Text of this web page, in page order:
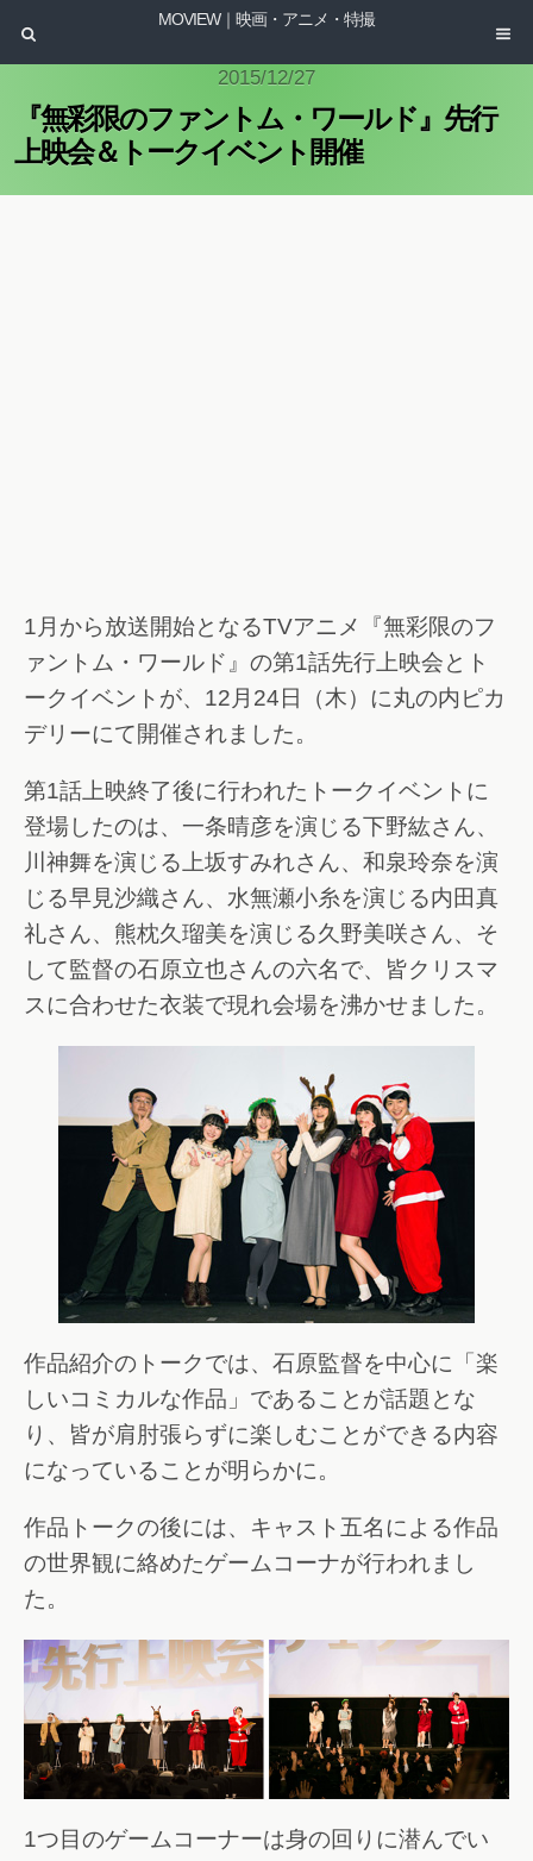
MOVIEW｜映画・アニメ・特撮
2015/12/27
『無彩限のファントム・ワールド』先行
上映会＆トークイベント開催
1月から放送開始となるTVアニメ『無彩限のフ
ァントム・ワールド』の第1話先行上映会とト
ークイベントが、12月24日（木）に丸の内ピカ
デリーにて開催されました。
第1話上映終了後に行われたトークイベントに
登場したのは、一条晴彦を演じる下野紘さん、
川神舞を演じる上坂すみれさん、和泉玲奈を演
じる早見沙織さん、水無瀬小糸を演じる内田真
礼さん、熊枕久瑠美を演じる久野美咲さん、そ
して監督の石原立也さんの六名で、皆クリスマ
スに合わせた衣装で現れ会場を沸かせました。
作品紹介のトークでは、石原監督を中心に「楽
しいコミカルな作品」であることが話題とな
り、皆が肩肘張らずに楽しむことができる内容
になっていることが明らかに。
作品トークの後には、キャスト五名による作品
の世界観に絡めたゲームコーナが行われまし
た。
1つ目のゲームコーナーは身の回りに潜んでい